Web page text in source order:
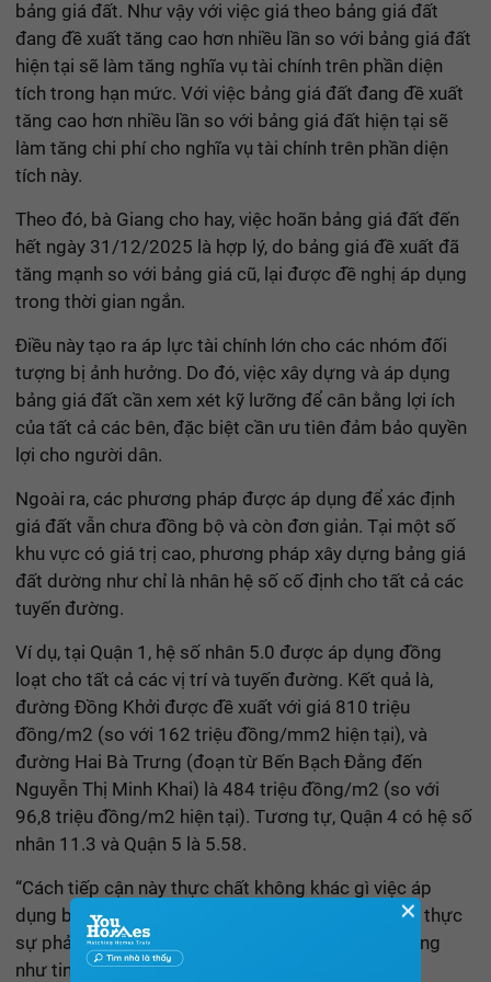
bảng giá đất. Như vậy với việc giá theo bảng giá đất
đang đề xuất tăng cao hơn nhiều lần so với bảng giá đất
hiện tại sẽ làm tăng nghĩa vụ tài chính trên phần diện
tích trong hạn mức. Với việc bảng giá đất đang đề xuất
tăng cao hơn nhiều lần so với bảng giá đất hiện tại sẽ
làm tăng chi phí cho nghĩa vụ tài chính trên phần diện
tích này.
Theo đó, bà Giang cho hay, việc hoãn bảng giá đất đến
hết ngày 31/12/2025 là hợp lý, do bảng giá đề xuất đã
tăng mạnh so với bảng giá cũ, lại được đề nghị áp dụng
trong thời gian ngắn.
Điều này tạo ra áp lực tài chính lớn cho các nhóm đối
tượng bị ảnh hưởng. Do đó, việc xây dựng và áp dụng
bảng giá đất cần xem xét kỹ lưỡng để cân bằng lợi ích
của tất cả các bên, đặc biệt cần ưu tiên đảm bảo quyền
lợi cho người dân.
Ngoài ra, các phương pháp được áp dụng để xác định
giá đất vẫn chưa đồng bộ và còn đơn giản. Tại một số
khu vực có giá trị cao, phương pháp xây dựng bảng giá
đất dường như chỉ là nhân hệ số cố định cho tất cả các
tuyến đường.
Ví dụ, tại Quận 1, hệ số nhân 5.0 được áp dụng đồng
loạt cho tất cả các vị trí và tuyến đường. Kết quả là,
đường Đồng Khởi được đề xuất với giá 810 triệu
đồng/m2 (so với 162 triệu đồng/mm2 hiện tại), và
đường Hai Bà Trưng (đoạn từ Bến Bạch Đằng đến
Nguyễn Thị Minh Khai) là 484 triệu đồng/m2 (so với
96,8 triệu đồng/m2 hiện tại). Tương tự, Quận 4 có hệ số
nhân 11.3 và Quận 5 là 5.58.
“Cách tiếp cận này thực chất không khác gì việc áp
dụng bảng giá cũ và nhân với hệ số K, do đó chưa thực
sự phản ánh giá trị thị trường của từng tuyến đường
như tinh thần của Luật Đất đai”, bà Giang nói.
✕